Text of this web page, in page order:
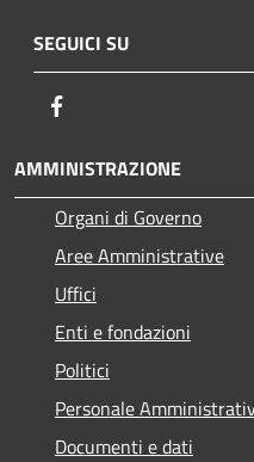
SEGUICI SU
AMMINISTRAZIONE
Organi di Governo
Aree Amministrative
Uffici
Enti e fondazioni
Politici
Personale
Documenti e dati